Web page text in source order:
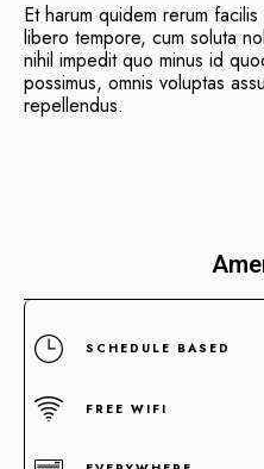
Et harum quidem rerum
libero tempore, cum soluta
nihil impedit quo minus id
possimus, omnis voluptas
repellendus.
SCHEDULE BASED
FREE WIFI